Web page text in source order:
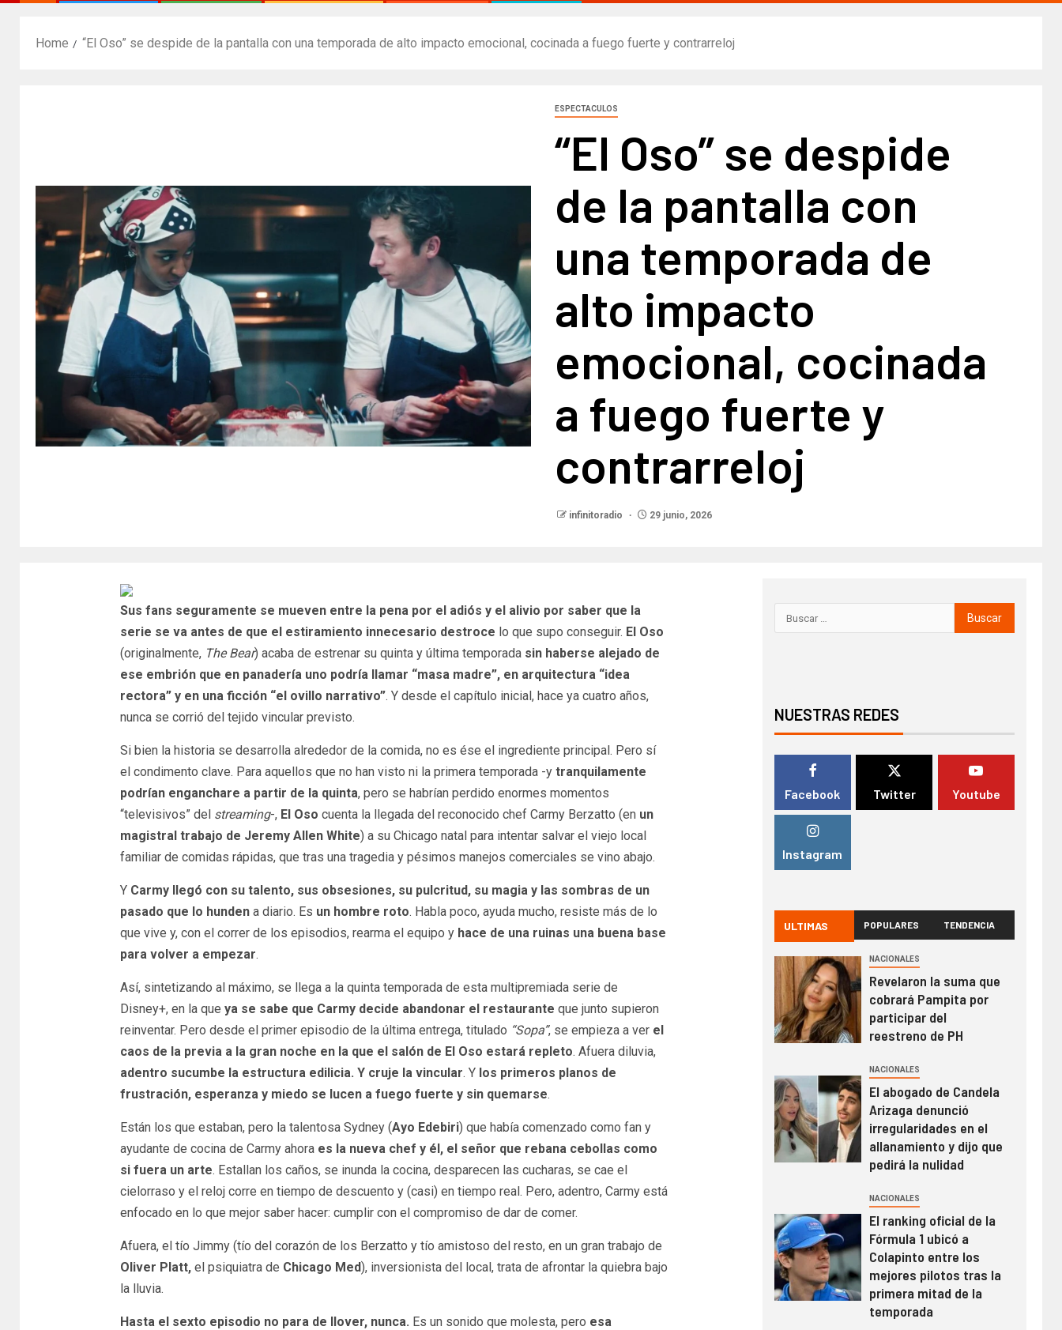
Home “El Oso” se despide de la pantalla con una temporada de alto impacto emocional, cocinada a fuego fuerte y contrarreloj
ESPECTACULOS
“El Oso” se despide
de la pantalla con
una temporada de
alto impacto
emocional, cocinada
a fuego fuerte y
contrarreloj
infinitoradio 29 junio, 2026
Sus fans seguramente se mueven entre la pena por el adiós y el alivio por saber que la
serie se va antes de que el estiramiento innecesario destroce lo que supo conseguir. El Oso
(originalmente,The Bear) acaba de estrenar su quinta y última temporada sin haberse alejado de
ese embrión que en panadería uno podría llamar “masa madre”, en arquitectura “idea
rectora” y en una ficción “el ovillo narrativo”. Y desde el capítulo inicial, hace ya cuatro años,
nunca se corrió del tejido vincular previsto.
Si bien la historia se desarrolla alrededor de la comida, no es ése el ingrediente principal. Pero sí
el condimento clave. Para aquellos que no han visto ni la primera temporada -y tranquilamente
podrían enganchare a partir de la quinta, pero se habrían perdido enormes momentos
“televisivos” del streaming-,El Oso cuenta la llegada del reconocido chef Carmy Berzatto (en un
magistral trabajo de Jeremy Allen White) a su Chicago natal para intentar salvar el viejo local
familiar de comidas rápidas, que tras una tragedia y pésimos manejos comerciales se vino abajo.
Y Carmy llegó con su talento, sus obsesiones, su pulcritud, su magia y las sombras de un
pasado que lo hundena diario. Es un hombre roto. Habla poco, ayuda mucho, resiste más de lo
que vive y, con el correr de los episodios, rearma el equipo y hace de una ruinas una buena base
para volver a empezar.
Así, sintetizando al máximo, se llega a la quinta temporada de esta multipremiada serie de
Disney+, en la que ya se sabe que Carmy decide abandonar el restaurante que junto supieron
reinventar. Pero desde el primer episodio de la última entrega, titulado “Sopa”, se empieza a ver el
caos de la previa a la gran noche en la que el salón de El Oso estará repleto. Afuera diluvia,
adentro sucumbe la estructura edilicia. Y cruje la vincular. Y los primeros planos de
frustración, esperanza y miedo se lucen a fuego fuerte y sin quemarse.
Están los que estaban, pero la talentosa Sydney (Ayo Edebiri) que había comenzado como fan y
ayudante de cocina de Carmy ahora es la nueva chef y él, el señor que rebana cebollas como
si fuera un arte. Estallan los caños, se inunda la cocina, desparecen las cucharas, se cae el
cielorraso y el reloj corre en tiempo de descuento y (casi) en tiempo real. Pero, adentro, Carmy está
enfocado en lo que mejor saber hacer: cumplir con el compromiso de dar de comer.
Afuera, el tío Jimmy (tío del corazón de los Berzatto y tío amistoso del resto, en un gran trabajo de
Oliver Platt,el psiquiatra de Chicago Med), inversionista del local, trata de afrontar la quiebra bajo
la lluvia.
Hasta el sexto episodio no para de llover, nunca. Es un sonido que molesta, pero esa
NUESTRAS REDES
Facebook Twitter Youtube
Instagram
ULTIMAS POPULARES TENDENCIA
NACIONALES
Revelaron la suma que
cobrará Pampita por
participar del
reestreno de PH
NACIONALES
El abogado de Candela
Arizaga denunció
irregularidades en el
allanamiento y dijo que
pedirá la nulidad
NACIONALES
El ranking oficial de la
Fórmula 1 ubicó a
Colapinto entre los
mejores pilotos tras la
primera mitad de la
temporada